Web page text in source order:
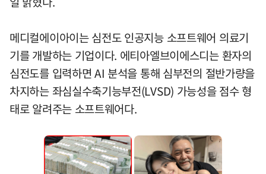
메디컬에이아이는 심전도 인공지능 소프트웨어 의료기
기를 개발하는 기업이다. 에티아엘브이에스디는 환자의
심전도를 입력하면 AI 분석을 통해 심부전의 절반가량을
차지하는 좌심실수축기능부전(LVSD) 가능성을 점수 형
태로 알려주는 소프트웨어다.